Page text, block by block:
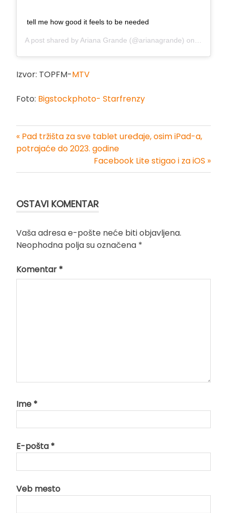
tell me how good it feels to be needed
A post shared by Ariana Grande (@arianagrande) on
Izvor: TOPFM-MTV
Foto: Bigstockphoto- Starfrenzy
Kretanje
članka
« Pad tržišta za sve tablet uređaje, osim iPad-a,
potrajaće do 2023. godine
Facebook Lite stigao i za iOS »
OSTAVI KOMENTAR
Vaša adresa e-pošte neće biti objavljena.
Neophodna polja su označena *
Komentar *
Ime *
E-pošta *
Veb mesto